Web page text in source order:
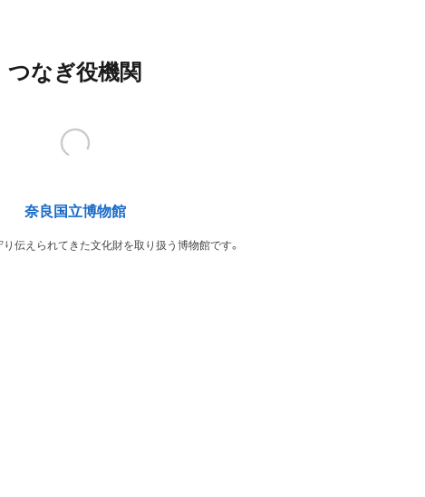
つなぎ役機関
奈良国立博物館
伝えられてきた文化財を取り扱う博物館です。